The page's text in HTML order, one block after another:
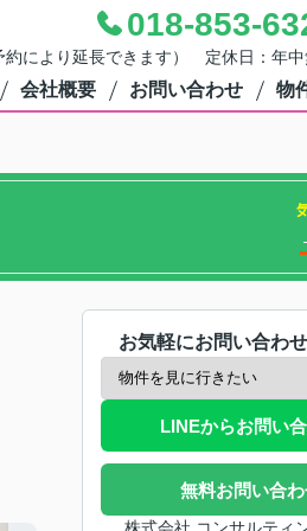
018-853-
約により延長できます） 定休日：年中
会社概要 お問い合わせ 物
お気軽にお問い合わ
LINEからお問い
無料お問い合